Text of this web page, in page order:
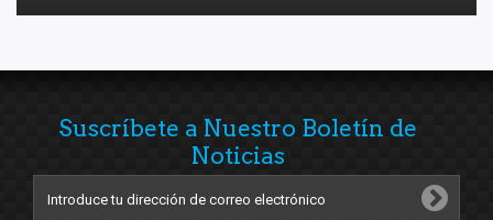
Suscríbete a Nuestro Boletín de
Noticias